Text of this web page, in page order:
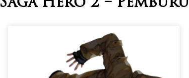
Saga Hero 2 – Pemburu